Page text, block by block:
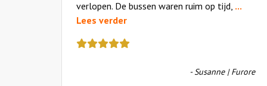
verlopen. De bussen waren ruim op tijd, ...
Lees verder
review
- Susanne | Furore